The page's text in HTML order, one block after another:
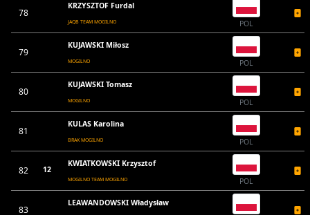
78
KRZYSZTOF Furdal
JAQB TEAM MOGILNO POL
79
KUJAWSKI Miłosz
MOGILNO POL
80
KUJAWSKI Tomasz
MOGILNO POL
81
KULAS Karolina
BRAK MOGILNO POL
82 12
KWIATKOWSKI Krzysztof
MOGILNO TEAM MOGILNO POL
83
LEAWANDOWSKI Władysław